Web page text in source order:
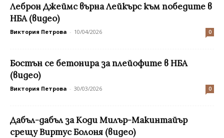
Леброн Джеймс върна Лейкърс към победите в
НБА (видео)
Виктория Петрова - 10/04/2026 0
Бостън се бетонира за плейофите в НБА
(видео)
Виктория Петрова - 30/03/2026 0
Дабъл-дабъл за Коди Милър-Макинтайър
срещу Виртус Болоня (видео)